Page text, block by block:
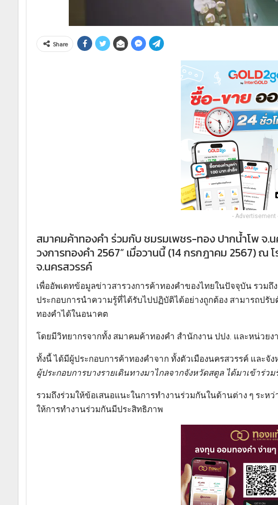
Share
- Advertisement
สมาคมค้าทองคำ ร่วมกับ ชมรมเพชร-ทอง ปากน้ำโพ จ.
วงการทองคำ 2567” เมื่อวานนี้ (14 กรกฎาคม 2567) ณ
จ.นครสวรรค์
เพื่ออัพเดทข้อมูลข่าวสารวงการค้าทองคำของไทยในปัจจุบัน รวมถึ
ประกอบการนำความรู้ที่ได้รับไปปฏิบัติได้อย่างถูกต้อง สามารถปรั
ทองคำได้ในอนาคต
โดยมีวิทยากรจากทั้ง สมาคมค้าทองคำ สำนักงาน ปปง. และหน่วย
ทั้งนี้ ได้มีผู้ประกอบการค้าทองคำจาก ทั้งตัวเมืองนครสวรรค์ และ
ผู้ประกอบการบางรายเดินทางมาไกลจากจังหวัดสตูล ได้มาเข้าร่ว
รวมถึงร่วมให้ข้อเสนอแนะในการทำงานร่วมกันในด้านต่าง ๆ ระห
ให้การทำงานร่วมกันมีประสิทธิภาพ